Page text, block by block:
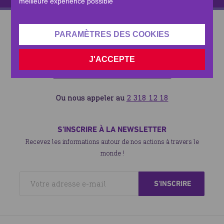
PARAMÈTRES DES COOKIES
J'ACCEPTE
En savoir plus
CONTACTEZ-NOUS
Ou nous appeler au 2 318 12 18
S'INSCRIRE À LA NEWSLETTER
Recevez les informations autour de nos actions à travers le
monde !